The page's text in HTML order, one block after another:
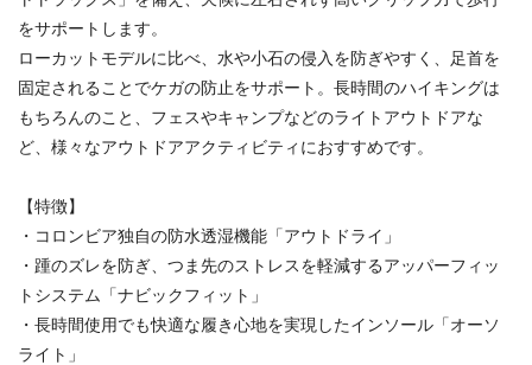
をサポートします。
ローカットモデルに比べ、水や小石の侵入を防ぎやすく、足首を
固定されることでケガの防止をサポート。長時間のハイキングは
もちろんのこと、フェスやキャンプなどのライトアウトドアな
ど、様々なアウトドアアクティビティにおすすめです。
【特徴】
・コロンビア独自の防水透湿機能「アウトドライ」
・踵のズレを防ぎ、つま先のストレスを軽減するアッパーフィッ
トシステム「ナビックフィット」
・長時間使用でも快適な履き心地を実現したインソール「オーソ
ライト」